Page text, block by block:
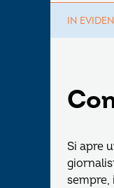
IN
Si apre
sempre,